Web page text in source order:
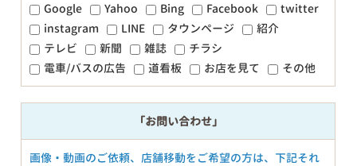
Google Yahoo Bing Facebook
twitter
instagram
LINE タウンページ
紹介
テレビ
新聞 雑誌
チラシ
電車/バスの広告
道看板 お店を見て その他
「お問い合わせ」
画像・動画のご依頼、店舗移動をご希望の方は、下記それ